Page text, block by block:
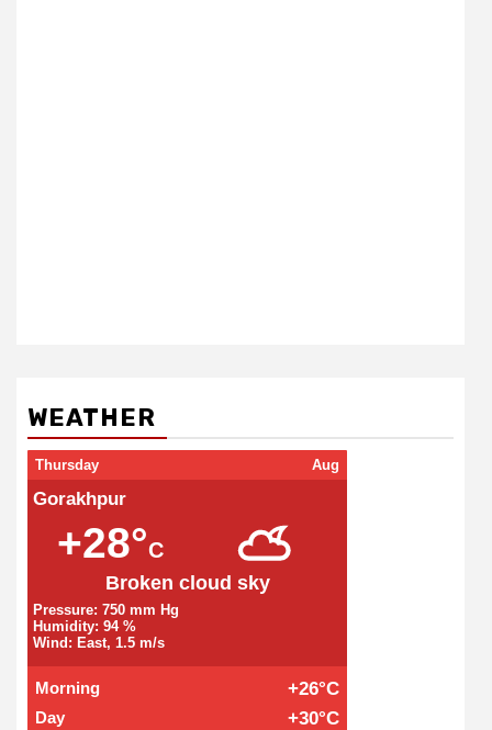
WEATHER
Thursday Aug
Gorakhpur
+28°C
Broken cloud sky
Pressure: 750 mm Hg
Humidity: 94 %
Wind: East, 1.5 m/s
Morning +26°C
Day +30°C